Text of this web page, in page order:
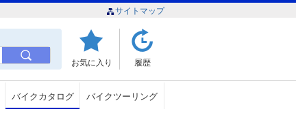
サイトマップ
お気に入り 履歴
バイクカタログ バイクツーリング